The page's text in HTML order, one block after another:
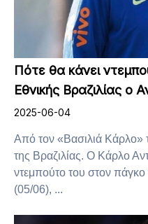
Πότε θα κάνει
Εθνικής Βραζιλίας ο
2025-06-04
Από τον «Βασιλιά Κάρλο»
της Βραζιλίας. Ο Κάρλο
ντεμπούτο του στον
(05/06), ...